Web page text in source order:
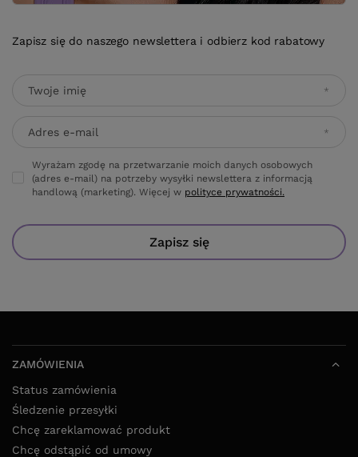
Zapisz się do naszego newslettera i odbierz kod rabatowy
Twoje imię
Adres e-mail
Wyrażam zgodę na przetwarzanie moich danych osobowych
(adres e-mail) na potrzeby wysyłki newslettera z informacją
handlową (marketing). Więcej w polityce prywatności.
Zapisz się
ZAMÓWIENIA
Status zamówienia
Śledzenie przesyłki
Chcę zareklamować produkt
Chcę odstąpić od umowy